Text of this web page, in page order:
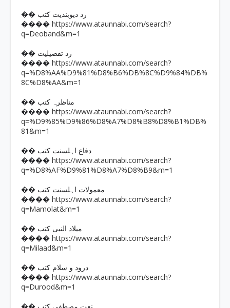
�� رد دیوبندیت کتب
���� https://www.ataunnabi.com/search?
q=Deoband&m=1
�� رد تفضیلیت
���� https://www.ataunnabi.com/search?
q=%D8%AA%D9%81%D8%B6%DB%8C%D9%84%DB%
8C%D8%AA&m=1
�� مناظرہ کتب
���� https://www.ataunnabi.com/search?
q=%D9%85%D9%86%D8%A7%D8%B8%D8%B1%DB%
81&m=1
�� دفاع اہلسنت کتب
���� https://www.ataunnabi.com/search?
q=%D8%AF%D9%81%D8%A7%D8%B9&m=1
�� معمولات اہلسنت کتب
���� https://www.ataunnabi.com/search?
q=Mamolat&m=1
�� میلاد النبی کتب
���� https://www.ataunnabi.com/search?
q=Milaad&m=1
�� درود و سلام کتب
���� https://www.ataunnabi.com/search?
q=Durood&m=1